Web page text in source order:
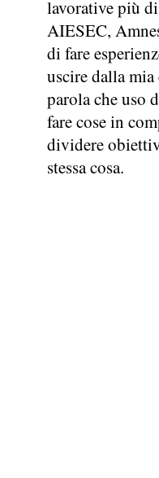
lavorative più
AIESEC,
di fare
uscire dalla
parola che uso
fare cose in
dividere
stessa cosa.